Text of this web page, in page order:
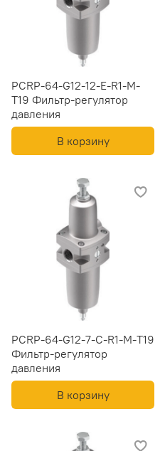
PCRP-64-G12-12-E-R1-M-
T19 Фильтр-регулятор
давления
В корзину
PCRP-64-G12-7-C-R1-M-T19
Фильтр-регулятор
давления
В корзину